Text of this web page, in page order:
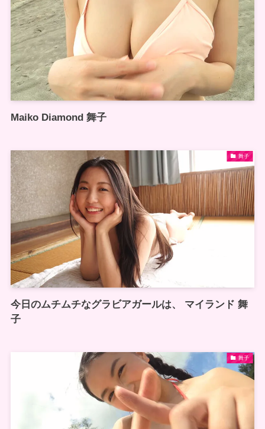
Maiko Diamond 舞子
舞子
今日のムチムチなグラビアガールは、 マイランド 舞
子
舞子